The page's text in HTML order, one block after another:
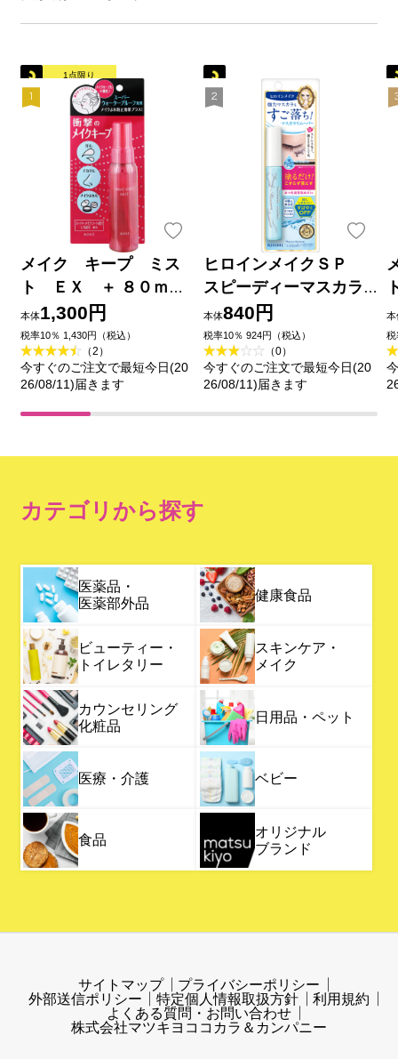
1点限り
メイク キープ ミス
ト ＥＸ ＋ ８０ｍＬ
コーセー
本体1,300円
税率10％ 1,430円（税込）
（2）
今すぐのご注文で最短今日(20
26/08/11)届きます
ヒロインメイクＳＰ
スピーディーマスカラ
リムーバー ６．６ｍＬ
伊勢半
本体840円
税率10％ 924円（税込）
（0）
今すぐのご注文で最短今日(20
26/08/11)届きます
本
税
カテゴリから探す
医薬品・
医薬部外品
健康食品
ビューティー・
トイレタリー
スキンケア・
メイク
カウンセリング
化粧品
日用品・ペット
医療・介護 ベビー
食品
オリジナル
ブランド
サイトマップ
プライバシーポリシー
外部送信ポリシー
特定個人情報取扱方針
利用規約
よくある質問・お問い合わせ
株式会社マツキヨココカラ＆カンパニー